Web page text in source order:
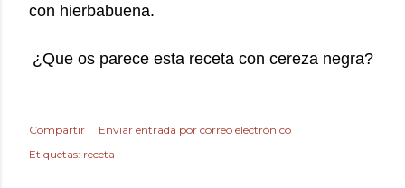
con hierbabuena.
¿Que os parece esta receta con cereza negra?
Compartir
Enviar entrada por correo electrónico
Etiquetas: receta